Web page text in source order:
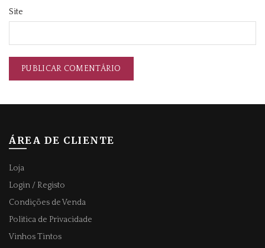
Site
ÁREA DE CLIENTE
Loja
Login / Registo
Condições de Venda
Politica de Privacidade
Vinhos Tintos